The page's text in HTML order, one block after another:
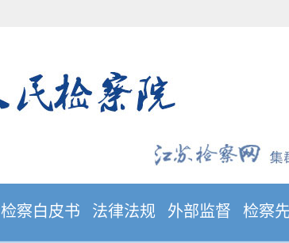
检察白皮书 法律法规 外部监督 检察